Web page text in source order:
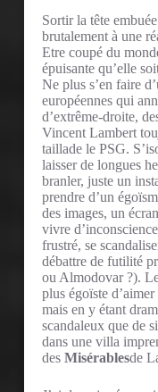
Sortir la tête
brutalement à une
Etre coupé du
épuisante qu’elle
Ne plus s’en faire
européennes qui
d’extrême-droite,
Vincent Lambert
taillade le PSG.
laisser de longues
branler, juste un
prendre d’un
des images, un
vivre
frustré, se
débattre de futilité
ou Almodovar ?).
plus égoïste
mais en y étant
scandaleux que de
dans une villa
des Misérablesde